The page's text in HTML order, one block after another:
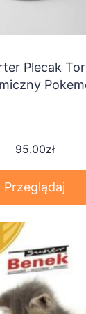
Plecak
95.00zł
Przeglądaj